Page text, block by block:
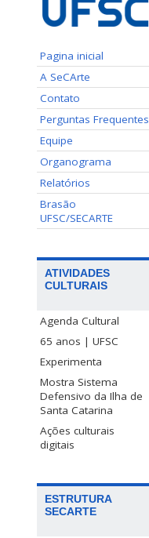
Pagina inicial
A SeCArte
Contato
Perguntas Frequentes
Equipe
Organograma
Relatórios
Brasão
UFSC/SECARTE
ATIVIDADES
CULTURAIS
Agenda Cultural
65 anos | UFSC
Experimenta
Mostra Sistema
Defensivo da Ilha de
Santa Catarina
Ações culturais
digitais
ESTRUTURA
SECARTE